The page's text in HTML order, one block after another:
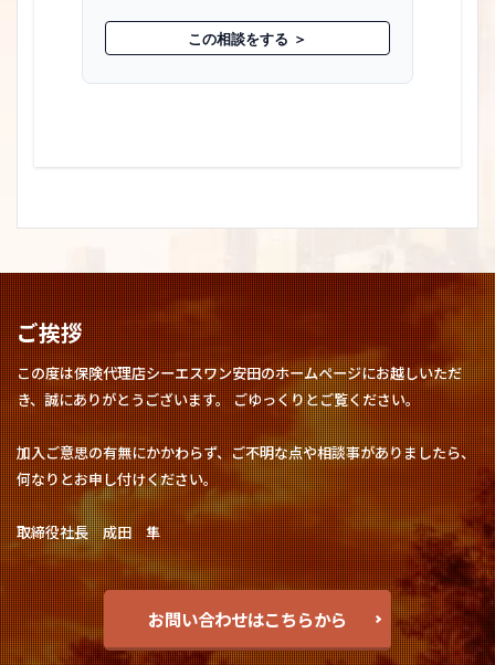
この相談をする ＞
ご挨拶
この度は保険代理店シーエスワン安田のホームページにお越しいただ
き、誠にありがとうございます。 ごゆっくりとご覧ください。
加入ご意思の有無にかかわらず、ご不明な点や相談事がありましたら、
何なりとお申し付けください。
取締役社長 成田 隼
お問い合わせはこちらから